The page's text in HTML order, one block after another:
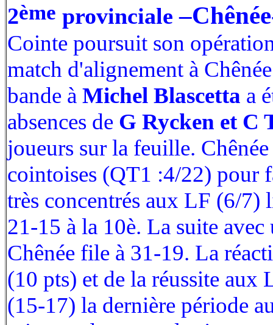
2ème provinciale
Cointe poursuit son
match d'alignement à
bande à Michel Blascetta a
absences de G Rycken et C
joueurs sur la feuille.
cointoises (QT1 :4/22) pour
très concentrés aux LF (6/7)
21-15 à la 10è. La suite
Chênée file à 31-19. La
(10 pts) et de la réussite
(15-17) la dernière période